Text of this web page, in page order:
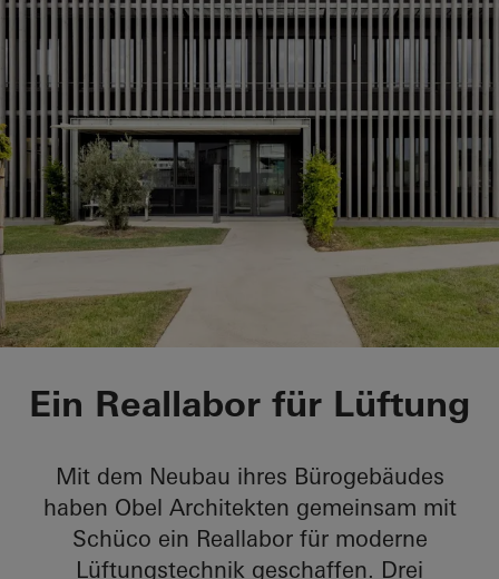
Bürogebäude Obel
Ein Reallabor für Lüftung
Mit dem Neubau ihres Bürogebäudes
haben Obel Architekten gemeinsam mit
Schüco ein Reallabor für moderne
Lüftungstechnik geschaffen. Drei